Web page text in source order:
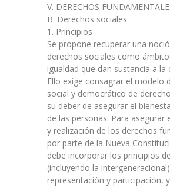
V. DERECHOS
B. Derechos sociales
1. Principios
Se propone recuperar una
derechos sociales como
igualdad que dan sustancia a la
Ello exige consagrar el modelo
social y democrático de
su deber de asegurar el
de las personas. Para asegurar
y realización de los derechos
por parte de la Nueva
debe incorporar los principios
(incluyendo la
representación y participación,